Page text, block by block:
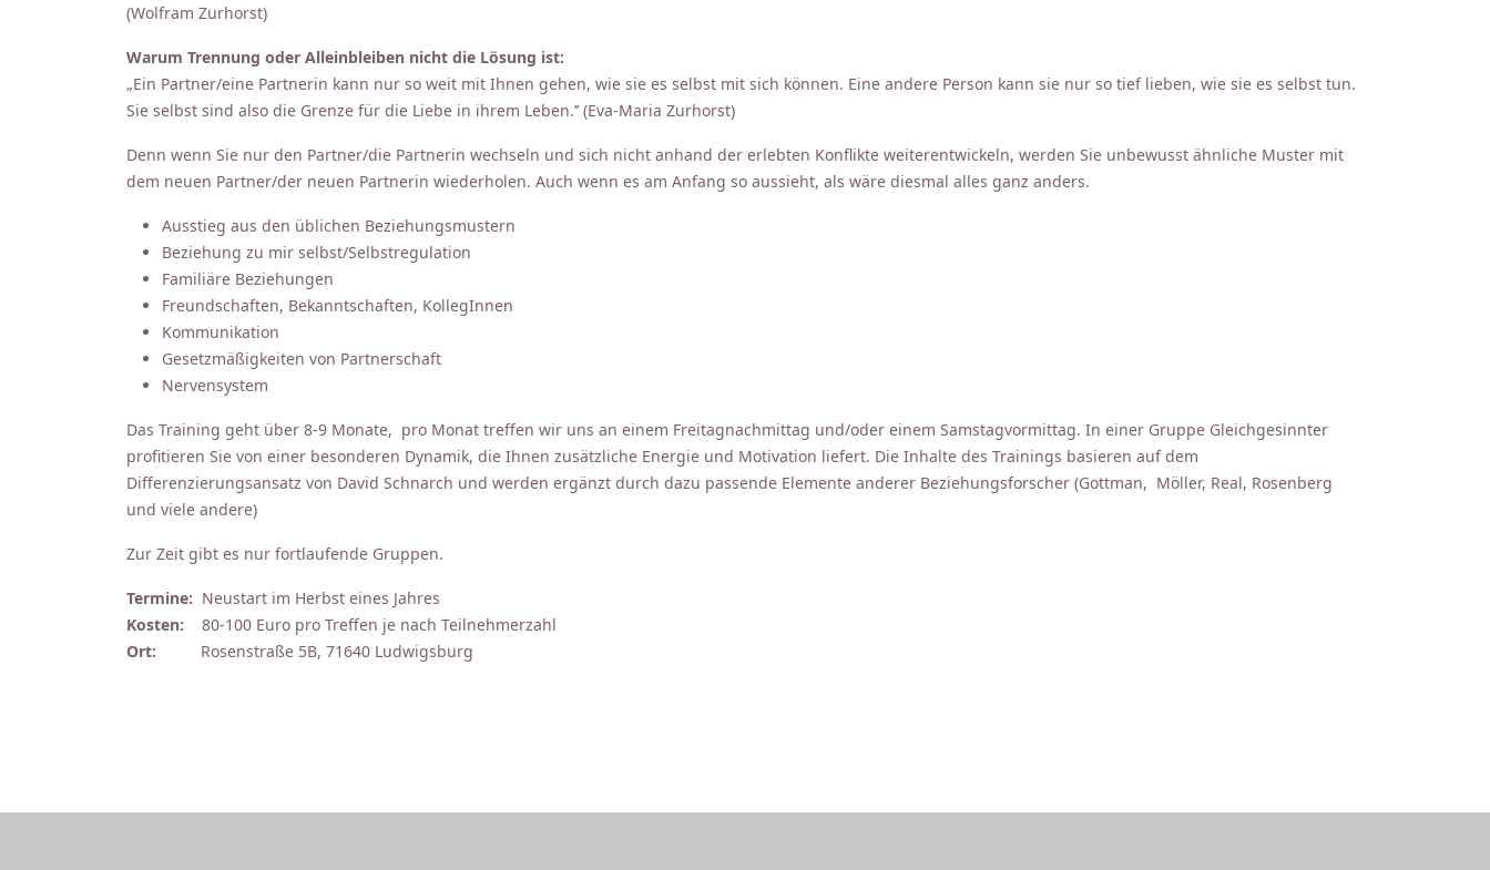
(Wolfram Zurhorst)
Warum Trennung oder Alleinbleiben nicht die Lösung ist:
„Ein Partner/eine Partnerin kann nur so weit mit Ihnen gehen, wie sie es selbst mit sich können. Eine andere Person kann sie nur so tief lieben, wie sie es selbst tun.
Sie selbst sind also die Grenze für die Liebe in ihrem Leben.’’ (Eva-Maria Zurhorst)
Denn wenn Sie nur den Partner/die Partnerin wechseln und sich nicht anhand der erlebten Konflikte weiterentwickeln, werden Sie unbewusst ähnliche Muster mit
dem neuen Partner/der neuen Partnerin wiederholen. Auch wenn es am Anfang so aussieht, als wäre diesmal alles ganz anders.
Ausstieg aus den üblichen Beziehungsmustern
Beziehung zu mir selbst/Selbstregulation
Familiäre Beziehungen
Freundschaften, Bekanntschaften, KollegInnen
Kommunikation
Gesetzmäßigkeiten von Partnerschaft
Nervensystem
Das Training geht über 8-9 Monate, pro Monat treffen wir uns an einem Freitagnachmittag und/oder einem Samstagvormittag. In einer Gruppe Gleichgesinnter
profitieren Sie von einer besonderen Dynamik, die Ihnen zusätzliche Energie und Motivation liefert. Die Inhalte des Trainings basieren auf dem
Differenzierungsansatz von David Schnarch und werden ergänzt durch dazu passende Elemente anderer Beziehungsforscher (Gottman, Möller, Real, Rosenberg
und viele andere)
Zur Zeit gibt es nur fortlaufende Gruppen.
Termine: Neustart im Herbst eines Jahres
Kosten: 80-100 Euro pro Treffen je nach Teilnehmerzahl
Ort: Rosenstraße 5B, 71640 Ludwigsburg